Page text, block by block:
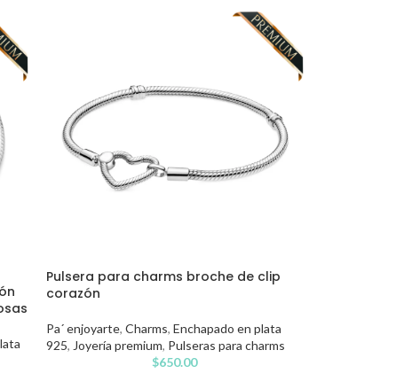
Pulsera para charms broche de clip
corazón
Pa´ enjoyarte, Charms, Enchapado en plata
925, Joyería premium, Pulseras para charms
$650.00